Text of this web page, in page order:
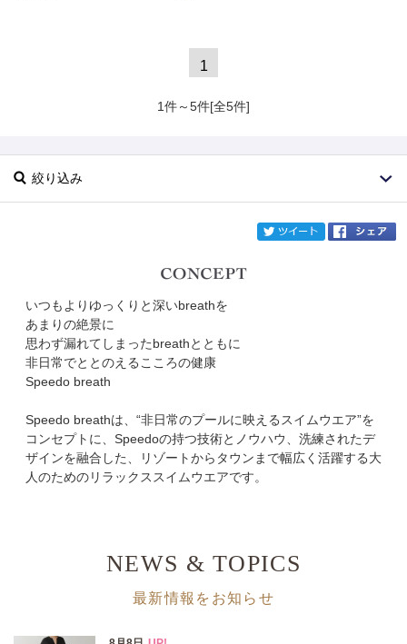
1
1件～5件[全5件]
絞り込み
ブランド Speedo breath
カテゴリ
サイズ
掲載雑誌
価格
いつもよりゆっくりと深いbreathを
あまりの絶景に
思わず漏れてしまったbreathとともに
非日常でととのえるこころの健康
Speedo breath
Speedo breathは、“非日常のプールに映えるスイムウエア”を
コンセプトに、Speedoの持つ技術とノウハウ、洗練されたデ
ザインを融合した、リゾートからタウンまで幅広く活躍する大
人のためのリラックススイムウエアです。
NEWS & TOPICS
最新情報をお知らせ